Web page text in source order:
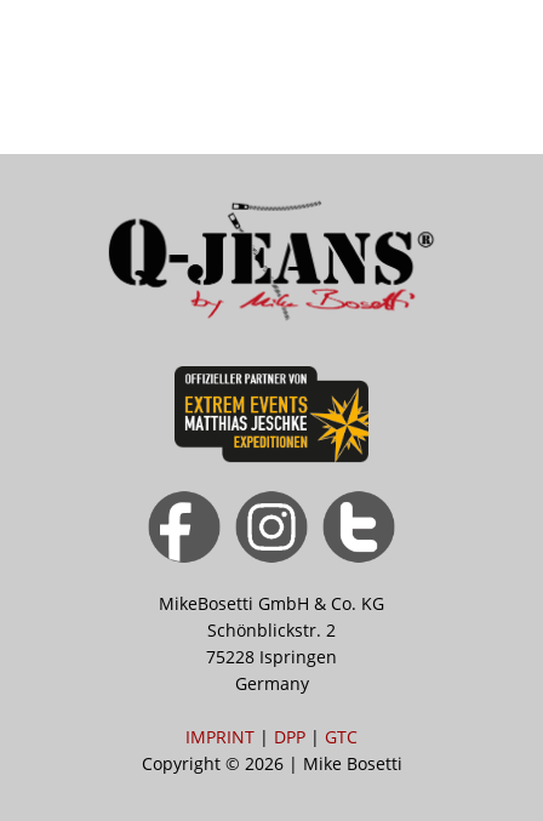
MikeBosetti GmbH & Co. KG
Schönblickstr. 2
75228 Ispringen
Germany
IMPRINT | DPP | GTC
Copyright © 2026 | Mike Bosetti